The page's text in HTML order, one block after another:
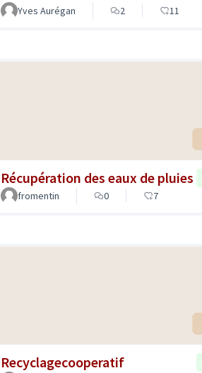
Yves Aurégan 2 11
Récupération des eaux de pluies
fromentin
0 7
Recyclagecooperatif